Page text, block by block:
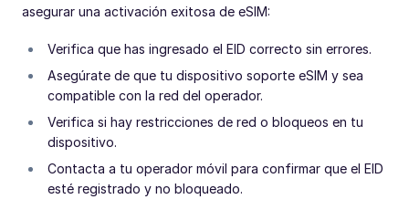
asegurar una activación exitosa de eSIM:
Verifica que has ingresado el EID correcto sin errores.
Asegúrate de que tu dispositivo soporte eSIM y sea
compatible con la red del operador.
Verifica si hay restricciones de red o bloqueos en tu
dispositivo.
Contacta a tu operador móvil para confirmar que el EID
esté registrado y no bloqueado.